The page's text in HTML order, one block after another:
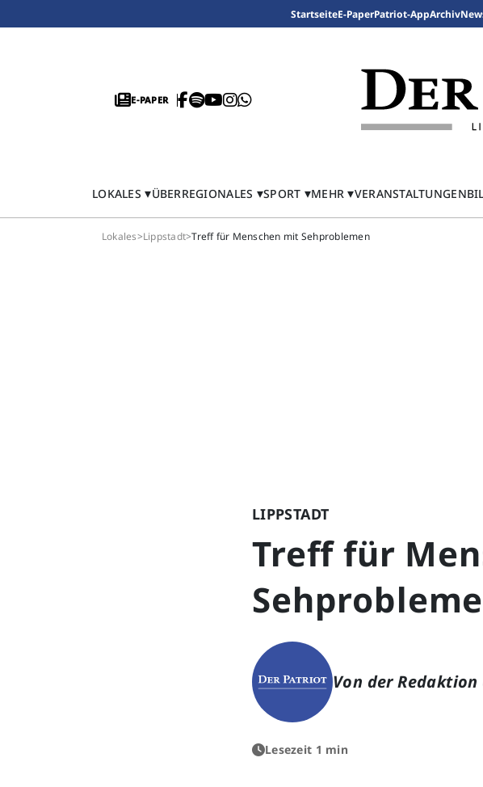
StartseiteE-PaperPatriot-AppArchiv
E-PAPER
LOKALES ÜBERREGIONALES SPORT MEHR VERANSTALTUNGEN
Lokales>Lippstadt>Treff für Menschen mit Sehproblemen
LIPPSTADT
Treff für
Von der Redaktion
Lesezeit 1 min